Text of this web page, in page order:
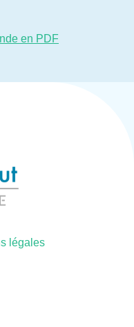
en PDF
légales